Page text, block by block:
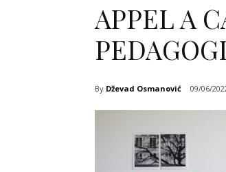
APPEL A
By Dževad Osmanović 09/06/